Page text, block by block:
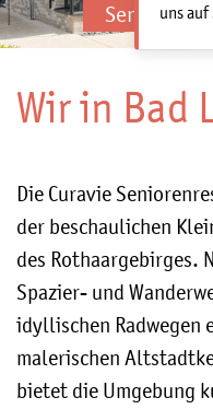
uns auf
Wir in Bad
Die Curavie
der beschaulichen
des Rothaargebirges.
Spazier- und
idyllischen Radwegen
malerischen
bietet die Umgebung